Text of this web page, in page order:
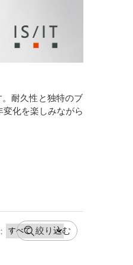
耐久性と独特のブ
化を楽しみながら
絞り込む